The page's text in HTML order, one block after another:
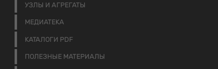
УЗЛЫ И АГРЕГАТЫ
МЕДИАТЕКА
КАТАЛОГИ PDF
ПОЛЕЗНЫЕ МАТЕРИАЛЫ